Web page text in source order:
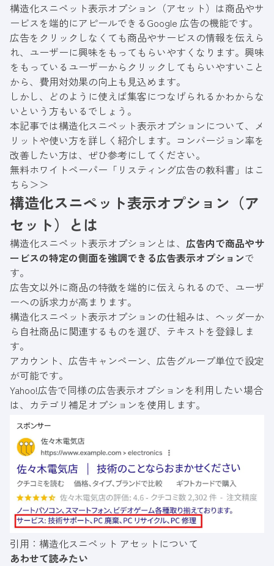
構造化スニペット表示オプション（アセット）は商品やサ
ービスを端的にアピールできるGoogle 広告の機能です。
広告をクリックしなくても商品やサービスの情報を伝えら
れ、ユーザーに興味をもってもらいやすくなります。興味
をもっているユーザーからクリックしてもらいやすいこと
から、費用対効果の向上も見込めます。
しかし、どのように使えば集客につなげられるかわからな
いという方もいるでしょう。
本記事では構造化スニペット表示オプションについて、メ
リットや使い方を詳しく紹介します。コンバージョン率を
改善したい方は、ぜひ参考にしてください。
無料ホワイトペーパー「リスティング広告の教科書」はこ
ちら＞＞
構造化スニペット表示オプション（ア
セット）とは
構造化スニペット表示オプションとは、 広告内で商品やサ
ービスの特定の側面を強調できる広告表示オプションで
す。
広告文以外に商品の特徴を端的に伝えられるので、ユーザ
ーへの訴求力が高まります。
構造化スニペット表示オプションの仕組みは、ヘッダーか
ら自社商品に関連するものを選び、テキストを登録しま
す。
アカウント、広告キャンペーン、広告グループ単位で設定
が可能です。
Yahoo!広告で同様の広告表示オプションを利用したい場合
は、カテゴリ補足オプションを使用します。
引用： 構造化スニペット アセットについて
あわせて読みたい